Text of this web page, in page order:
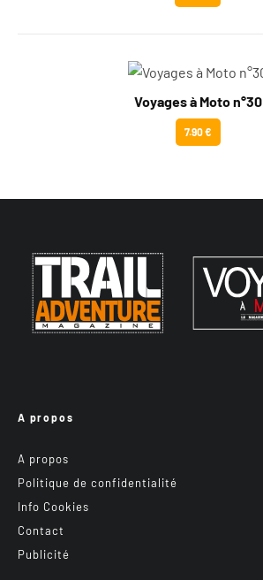
Voyages à Moto n°30
7.90 €
A propos
A propos
Politique de confidentialité
Info Cookies
Contact
Publicité